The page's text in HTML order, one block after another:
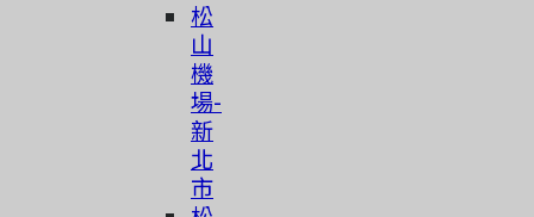
松
山
機
場-
新
北
市